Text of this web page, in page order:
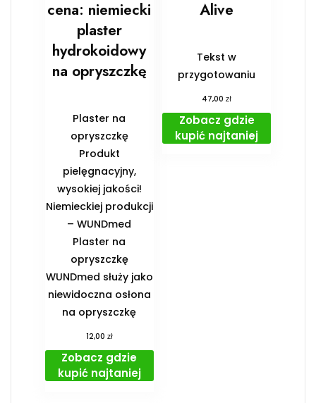
cena: niemiecki
plaster
hydrokoidowy
na opryszczkę
Plaster na
opryszczkę
Produkt
pielęgnacyjny,
wysokiej jakości!
Niemieckiej produkcji
– WUNDmed
Plaster na
opryszczkę
WUNDmed służy jako
niewidoczna osłona
na opryszczkę
12,00 zł
Zobacz gdzie
kupić najtaniej
Alive
Tekst w
przygotowaniu
47,00zł
Zobacz gdzie
kupić najtaniej